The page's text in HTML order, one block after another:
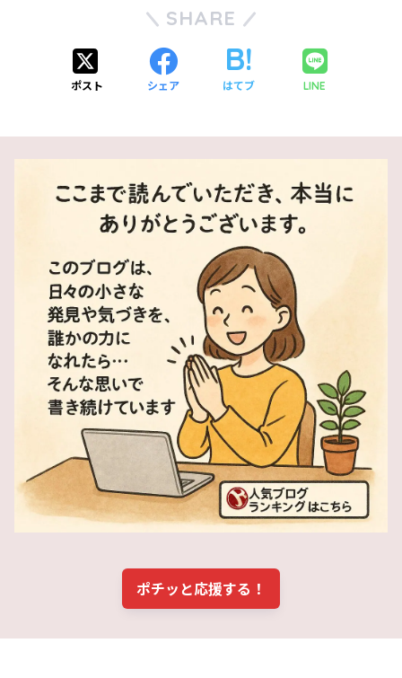
SHARE
ポスト シェア はてブ LINE
ポチッと応援する！